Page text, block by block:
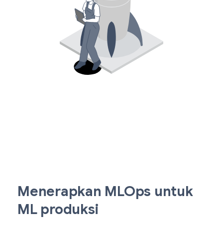
Menerapkan MLOps untuk
ML produksi